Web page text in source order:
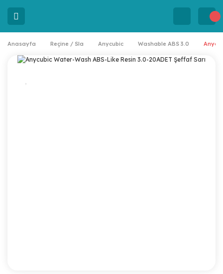
Anasayfa Reçine / Sla Anycubic Washable ABS 3.0